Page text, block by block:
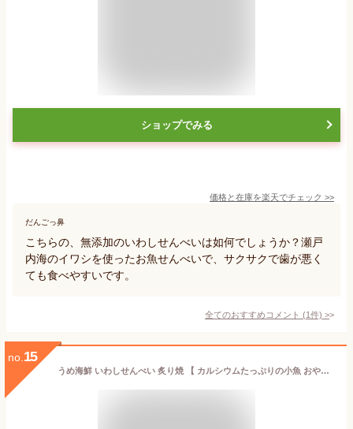
ショップでみる
価格と在庫を楽天でチェック >>
だんごっ鼻
こちらの、無添加のいわしせんべいは如何でしょうか？瀬戸
内海のイワシを使ったお魚せんべいで、サクサクで歯が悪く
ても食べやすいです。
全てのおすすめコメント (1件) >
no. 15
うめ海鮮 いわしせんべい 炙り焼 【 カルシウムたっぷりの小魚 おやつ 】 おつまみ 薄焼きいわし 鰯せんべい 煎餅 せんべい 酒のつまみ つまみ いわし煎餅 (66g×1個, ほんのり甘い)